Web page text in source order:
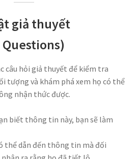
giả thuyết
câu hỏi giả thuyết để kiểm tra
tượng và khám phá xem họ có thể
nhận thức được.
biết thông tin này, bạn sẽ làm
thể dẫn đến thông tin mà đối